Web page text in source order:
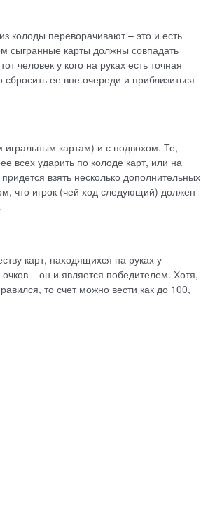
колоды переворачивают – это и есть
сыгранные карты должны совпадать
человек у кого на руках есть точная
ее вне очереди и приблизиться
картам) и с подвохом. Те,
всех ударить по колоде карт, или на
взять несколько дополнительных
что игрок (чей ход следующий) должен
карт, находящихся на руках у
– он и является победителем. Хотя,
то счет можно вести как до 100,